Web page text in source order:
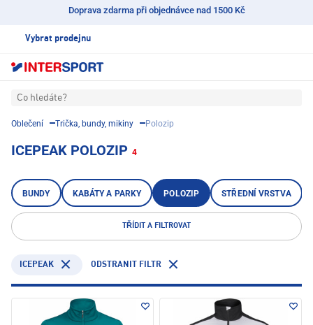
Doprava zdarma při objednávce nad 1500 Kč
Vybrat prodejnu
Co hledáte?
Oblečení Trička, bundy, mikiny Polozip
ICEPEAK POLOZIP 4
BUNDY KABÁTY A PARKY POLOZIP STŘEDNÍ VRSTVA
TŘÍDIT A FILTROVAT
ICEPEAK ODSTRANIT FILTR